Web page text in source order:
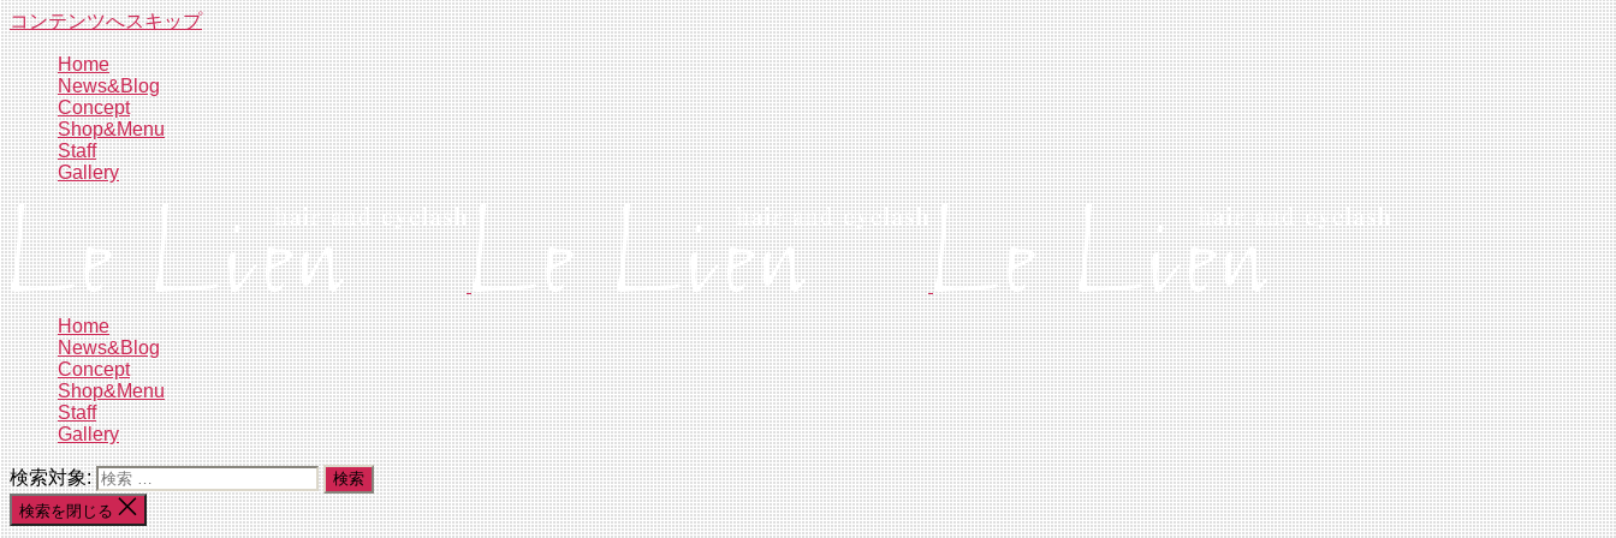
コンテンツへスキップ
Home
News&Blog
Concept
Shop&Menu
Staff
Gallery
Home
News&Blog
Concept
Shop&Menu
Staff
Gallery
検索対象:
検索を閉じる